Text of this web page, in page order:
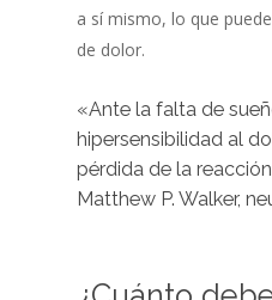
a sí mismo, lo que
de dolor.
«Ante la falta de
hipersensibilidad al
pérdida de la
Matthew P. Walker,